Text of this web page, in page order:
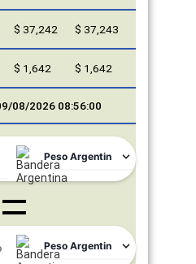
$ 37,242 $ 37,243
$ 1,642 $ 1,642
08/2026 08:56:00